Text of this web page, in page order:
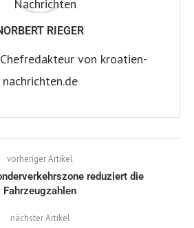
RIEGER
von kroatien-
nachrichten.de
vorheriger Artikel
reduziert die
Fahrzeugzahlen
nächster Artikel